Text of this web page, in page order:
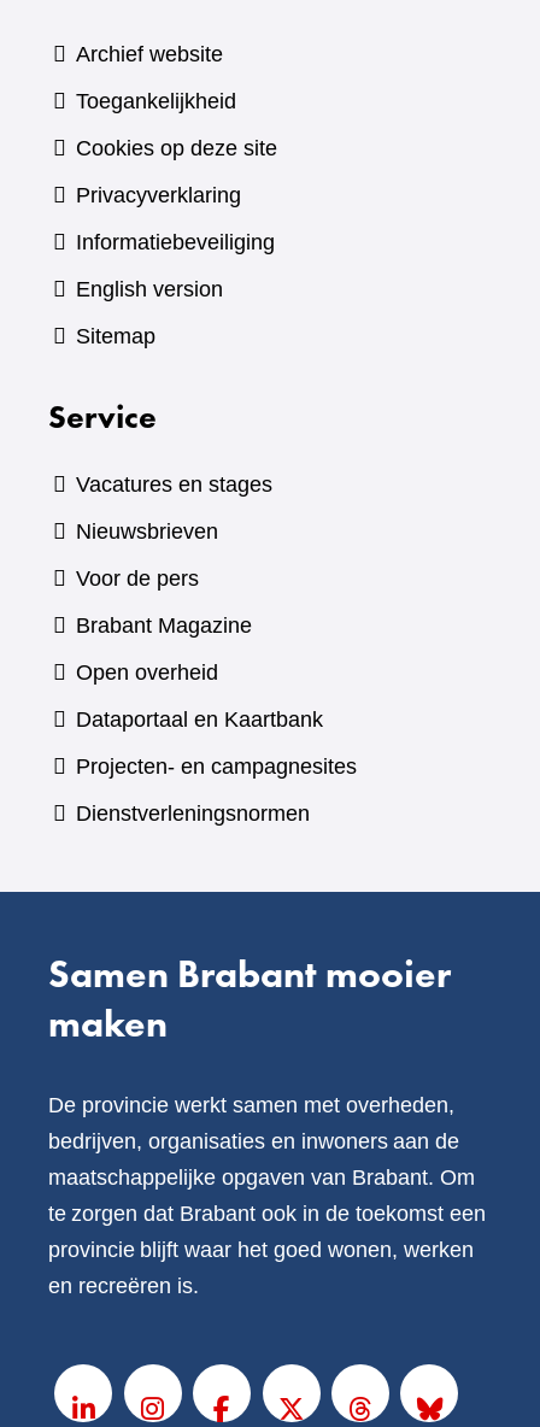
Archief website
Toegankelijkheid
Cookies op deze site
Privacyverklaring
Informatiebeveiliging
English version
Sitemap
Service
Vacatures en stages
Nieuwsbrieven
Voor de pers
Brabant Magazine(verwijst
andere
website)
Open overheid
Dataportaal en Kaartbank(verwijst
naar
Projecten- en campagnesites
Dienstverleningsnormen
Samen Brabant mooier
maken
De provincie werkt samen met overheden,
bedrijven, organisaties en inwoners aan de
maatschappelijke opgaven van Brabant. Om
te zorgen dat Brabant ook in de toekomst een
provincie blijft waar het goed wonen, werken
en recreëren is.